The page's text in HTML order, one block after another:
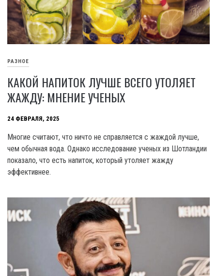
РАЗНОЕ
КАКОЙ НАПИТОК ЛУЧШЕ ВСЕГО УТОЛЯЕТ
ЖАЖДУ: МНЕНИЕ УЧЕНЫХ
24 ФЕВРАЛЯ, 2025
Многие считают, что ничто не справляется с жаждой лучше,
чем обычная вода. Однако исследование ученых из Шотландии
показало, что есть напиток, который утоляет жажду
эффективнее.